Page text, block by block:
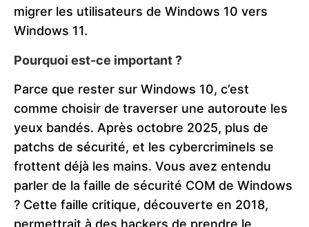
migrer les utilisateurs de Windows 10 vers
Windows 11.
Pourquoi est-ce important ?
Parce que rester sur Windows 10, c’est
comme choisir de traverser une autoroute les
yeux bandés. Après octobre 2025, plus de
patchs de sécurité, et les cybercriminels se
frottent déjà les mains. Vous avez entendu
parler de la faille de sécurité COM de Windows
? Cette faille critique, découverte en 2018,
permettrait à des hackers de prendre le